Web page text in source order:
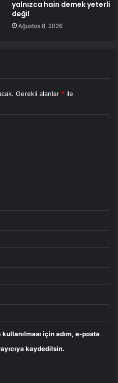
yalnızca hain demek yeterli
değil
Ağustos 8, 2026
Gerekli alanlar * ile
için adım, e-posta
kaydedilsin.